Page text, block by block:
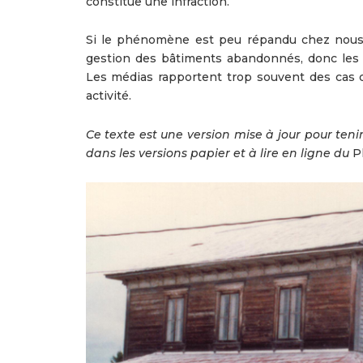
Si le phénomène est peu répandu chez
gestion des bâtiments abandonnés, donc
Les médias rapportent trop souvent des
activité.
Ce texte est une version mise à jour pour
dans les versions papier et à lire en ligne du